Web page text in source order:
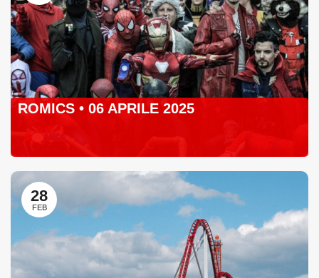
ROMICS • 06 APRILE 2025
28
FEB